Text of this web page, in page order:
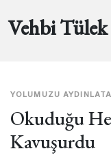
Vehbi Tülek
YOLUMUZU
Okuduğu
Kavuşurdu